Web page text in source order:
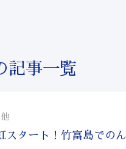
記事一覧
スタート！竹富島での